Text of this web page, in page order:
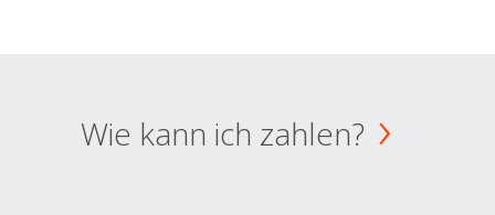
Wie kann ich zahlen?